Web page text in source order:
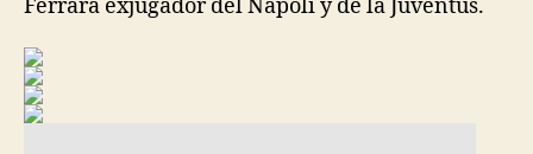
Ferrara exjugador del Napoli y de la Juventus.